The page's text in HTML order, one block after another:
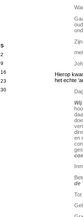
S
2
9
16
23
30
Hierop
het echte
en
de
Tot